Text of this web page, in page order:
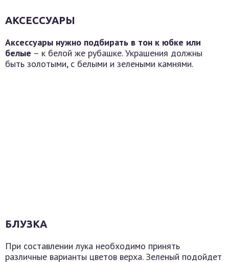
АКСЕССУАРЫ
Аксессуары нужно подбирать в тон к юбке или
белые – к белой же рубашке. Украшения должны
быть золотыми, с белыми и зелеными камнями.
БЛУЗКА
При составлении лука необходимо принять
различные варианты цветов верха. Зеленый подойдет